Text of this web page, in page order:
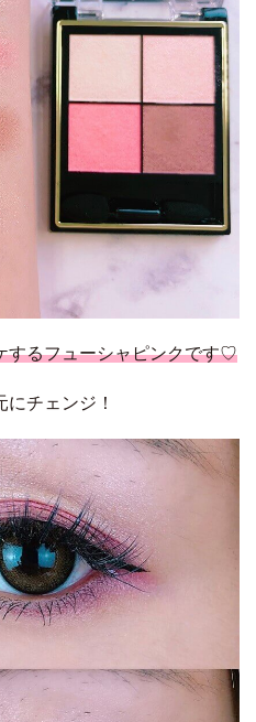
するフューシャピンクです♡
チェンジ！